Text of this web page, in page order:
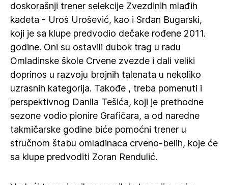
doskorašnji trener selekcije Zvezdinih mlađih
kadeta - Uroš Urošević, kao i Srđan Bugarski,
koji je sa klupe predvodio dečake rođene 2011.
godine. Oni su ostavili dubok trag u radu
Omladinske škole Crvene zvezde i dali veliki
doprinos u razvoju brojnih talenata u nekoliko
uzrasnih kategorija. Takođe , treba pomenuti i
perspektivnog Danila Tešića, koji je prethodne
sezone vodio pionire Grafičara, a od naredne
takmičarske godine biće pomoćni trener u
stručnom štabu omladinaca crveno-belih, koje će
sa klupe predvoditi Zoran Rendulić.